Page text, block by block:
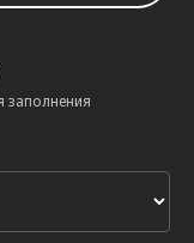
заполнения